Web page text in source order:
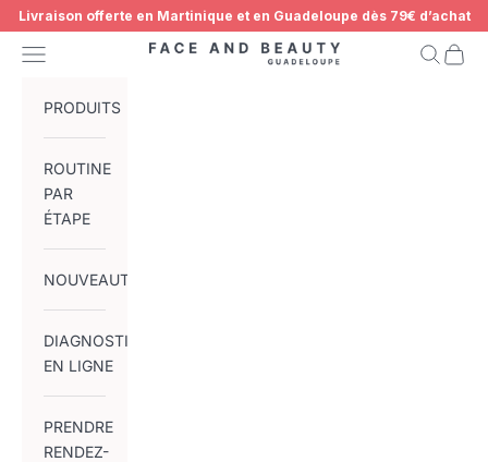
Passer au contenu
Livraison offerte en Martinique et en Guadeloupe dès 79€ d’achat
Face and Beauty Guadeloupe
Menu Panier
PRODUITS
ROUTINE
PAR
ÉTAPE
NOUVEAUTÉS
DIAGNOSTIC
EN LIGNE
PRENDRE
RENDEZ-
DISPONIBLE BIENTÔT